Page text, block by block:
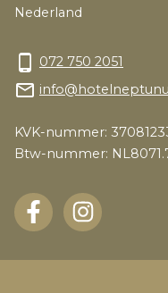
Nederland
phone_android 072 750 2051
mail_outline
KVK-nummer:
Btw-nummer: